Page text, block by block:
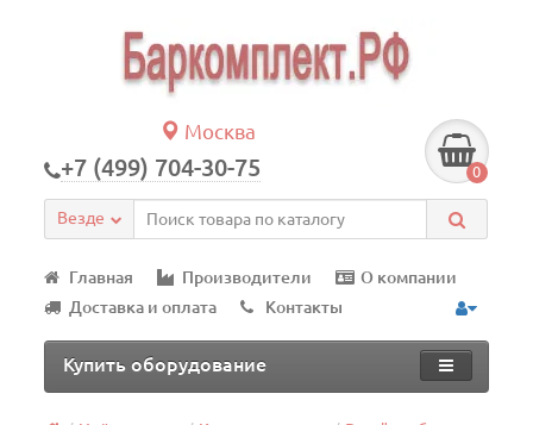
Москва
+7 (499) 704-30-75 0
Везде
Главная Производители
О компании
Доставка и оплата
Контакты
Купить оборудование